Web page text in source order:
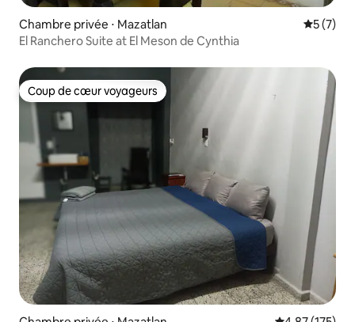
Chambre privée ⋅ Mazatlan
5 (7)
El Ranchero Suite at El Meson de Cynthia
Coup de cœur voyageurs
Coup de cœur voyageurs